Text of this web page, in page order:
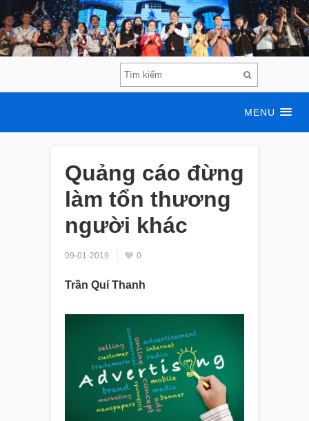
MENU
Quảng cáo đừng
làm tổn thương
người khác
09-01-2019 0
Trần Quí Thanh